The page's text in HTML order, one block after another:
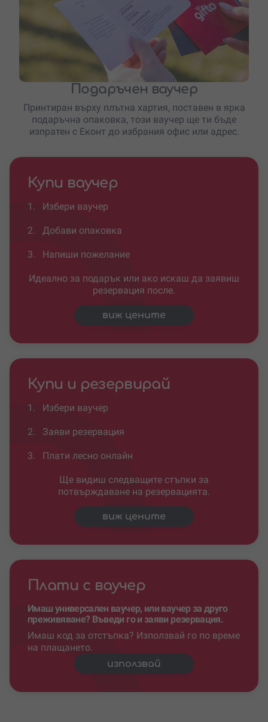
Подаръчен ваучер
Принтиран върху плътна хартия, поставен в ярка
подаръчна опаковка, този ваучер ще ти бъде
изпратен с Еконт до избрания офис или адрес.
Купи ваучер
1. Избери ваучер
2. Добави опаковка
3. Напиши пожелание
Идеално за подарък или ако искаш да заявиш
резервация после.
виж цените
Купи и резервирай
1. Избери ваучер
2. Заяви резервация
3. Плати лесно онлайн
Ще видиш следващите стъпки за
потвърждаване на резервацията.
виж цените
Плати с ваучер
Имаш универсален ваучер, или ваучер за друго
преживяване? Въведи го и заяви резервация.
Имаш код за отстъпка? Използвай го по време
на плащането.
използвай